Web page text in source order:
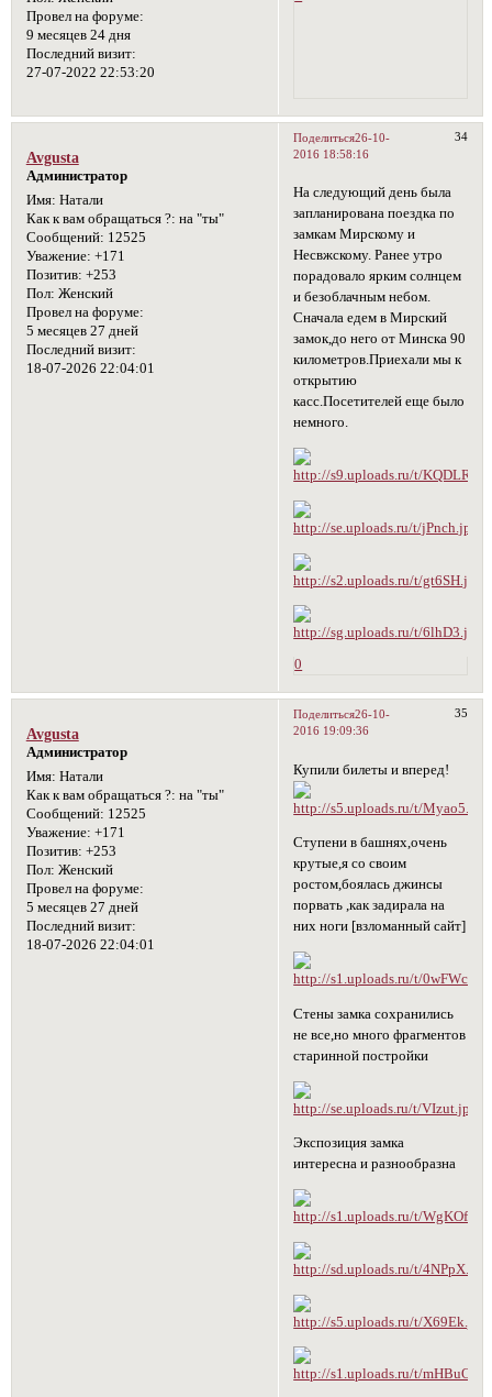
Провел на форуме:
9 месяцев 24 дня
Последний визит:
27-07-2022 22:53:20
Поделиться 34
26-10-
2016 18:58:16
Avgusta
Администратор
Имя: Натали
Как к вам обращаться ?: на "ты"
Сообщений: 12525
Уважение: +171
Позитив: +253
Пол: Женский
Провел на форуме:
5 месяцев 27 дней
Последний визит:
18-07-2026 22:04:01
На следующий день была
запланирована поездка по
замкам Мирскому и
Несвжскому. Ранее утро
порадовало ярким солнцем
и безоблачным небом.
Сначала едем в Мирский
замок,до него от Минска 90
километров.Приехали мы к
открытию
касс.Посетителей еще было
немного.
0
Поделиться 35
26-10-
2016 19:09:36
Avgusta
Администратор
Имя: Натали
Как к вам обращаться ?: на "ты"
Сообщений: 12525
Уважение: +171
Позитив: +253
Пол: Женский
Провел на форуме:
5 месяцев 27 дней
Последний визит:
18-07-2026 22:04:01
Купили билеты и вперед!
Ступени в башнях,очень
крутые,я со своим
ростом,боялась джинсы
порвать ,как задирала на
них ноги [взломанный сайт]
Стены замка сохранились
не все,но много фрагментов
старинной постройки
Экспозиция замка
интересна и разнообразна